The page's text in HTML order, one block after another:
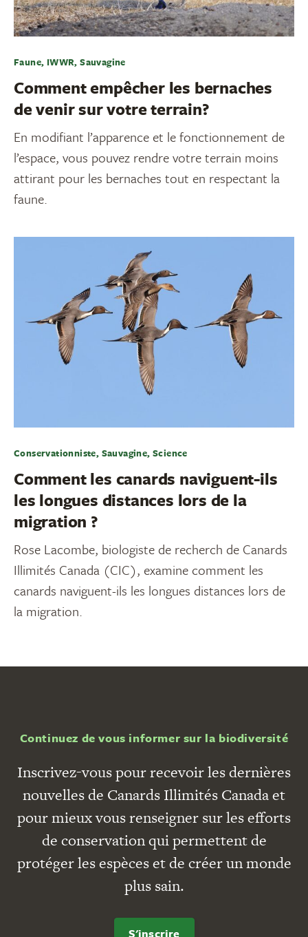
Faune, IWWR, Sauvagine
Comment empêcher les bernaches
de venir sur votre terrain?
En modifiant l’apparence et le fonctionnement de
l’espace, vous pouvez rendre votre terrain moins
attirant pour les bernaches tout en respectant la
faune.
Conservationniste, Sauvagine, Science
Comment les canards naviguent-ils
les longues distances lors de la
migration ?
Rose Lacombe, biologiste de recherch de Canards
Illimités Canada (CIC), examine comment les
canards naviguent-ils les longues distances lors de
la migration.
Continuez de vous informer sur la biodiversité
Inscrivez-vous pour recevoir les dernières
nouvelles de Canards Illimités Canada et
pour mieux vous renseigner sur les efforts
de conservation qui permettent de
protéger les espèces et de créer un monde
plus sain.
S'inscrire